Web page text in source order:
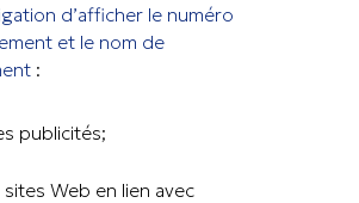
d’afficher le numéro
et le nom de
:
publicités;
sites Web en lien avec